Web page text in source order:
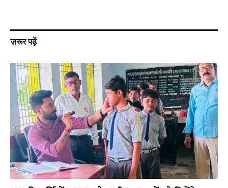
ज़रूर पढ़ें